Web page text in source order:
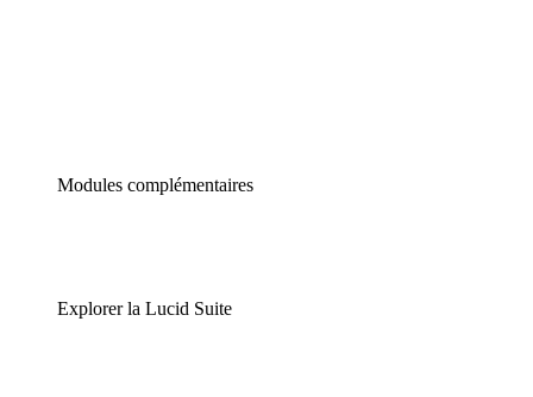
Modules complémentaires
Explorer la Lucid Suite